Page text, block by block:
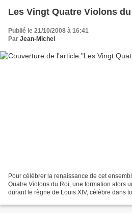
Les Vingt Quatre Violons
Publié le 21/10/2008 à 16:41
Par Jean-Michel
Pour célébrer la renaissance de cet
Quatre Violons du Roi, une formation alors
durant le règne de Louis XIV, célèbre dans